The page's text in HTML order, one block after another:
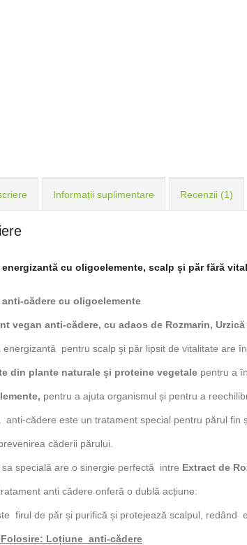
Informații suplimentare Recenzii (1)
cu oligoelemente, scalp și păr fără
cădere cu oligoelemente
vegan anti-cădere, cu adaos de Rozmarin,
energizantă pentru scalp şi păr lipsit de vitalitate are
din plante naturale și proteine vegetale pentru a
pentru a ajuta organismul și pentru a
anti-cădere este un tratament special pentru părul fin
căderii părului.
sa specială are o sinergie perfectă intre Extract de
anti cădere onferă o dublă acțiune:
firul de păr și purifică și protejează scalpul, redând
Folosire: Loțiune anti-cădere